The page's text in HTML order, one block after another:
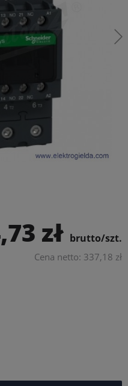
zł brutto/szt.
Cena netto: 337,18 zł